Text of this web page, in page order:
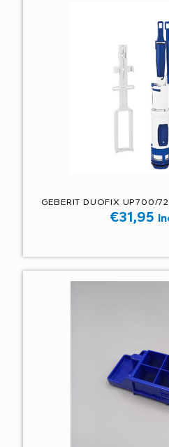
GEBERIT DUOFIX UP700/
€31,95